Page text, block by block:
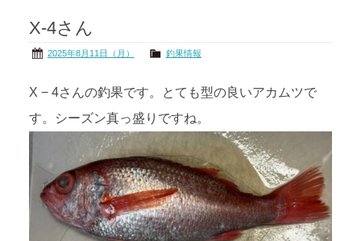
茨城の海
会社概要
X-4さん
2025年8月11日（月） 釣果情報
X − 4さんの釣果です。とても型の良いアカムツで
す。シーズン真っ盛りですね。